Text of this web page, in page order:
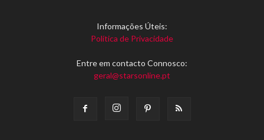
Informações Úteis:
Política de Privacidade
Entre em contacto Connosco:
geral@starsonline.pt